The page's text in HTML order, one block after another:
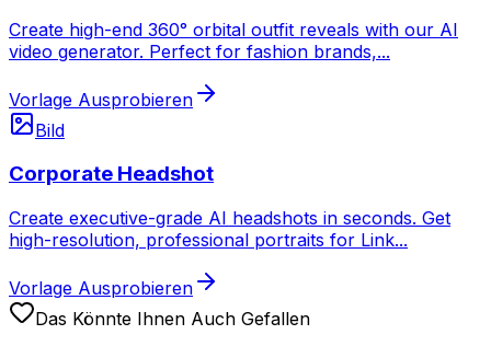
Create high-end 360° orbital outfit reveals with our AI
video generator. Perfect for fashion brands,...
Vorlage Ausprobieren
Bild
Corporate Headshot
Create executive-grade AI headshots in seconds. Get
high-resolution, professional portraits for Link...
Vorlage Ausprobieren
Das Könnte Ihnen Auch Gefallen